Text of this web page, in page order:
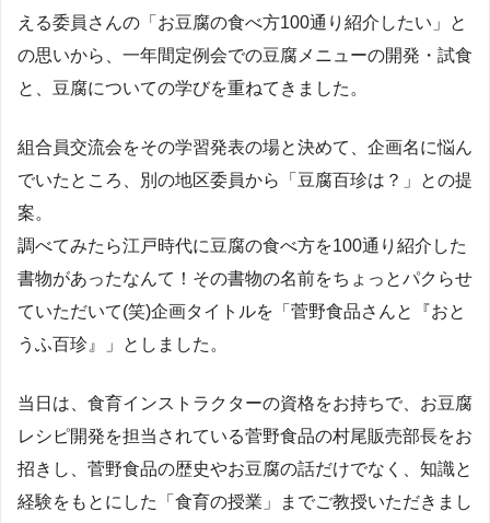
える委員さんの「お豆腐の食べ方100通り紹介したい」と
の思いから、一年間定例会での豆腐メニューの開発・試食
と、豆腐についての学びを重ねてきました。
組合員交流会をその学習発表の場と決めて、企画名に悩ん
でいたところ、別の地区委員から「豆腐百珍は？」との提
案。
調べてみたら江戸時代に豆腐の食べ方を100通り紹介した
書物があったなんて！その書物の名前をちょっとパクらせ
ていただいて(笑)企画タイトルを「菅野食品さんと『おと
うふ百珍』」としました。
当日は、食育インストラクターの資格をお持ちで、お豆腐
レシピ開発を担当されている菅野食品の村尾販売部長をお
招きし、菅野食品の歴史やお豆腐の話だけでなく、知識と
経験をもとにした「食育の授業」までご教授いただきまし